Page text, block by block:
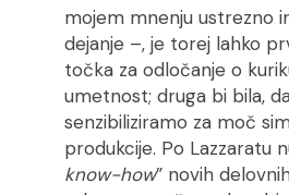
mojem mnenju ustrezno
dejanje –, je torej lahko
točka za odločanje o
umetnost; druga bi bila,
senzibiliziramo za moč
produkcije. Po Lazzaratu
know-how” novih